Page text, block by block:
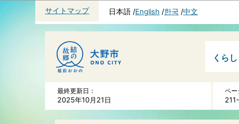
サイトマップ 日本語 English 한국 中文
くら
最終更新日：
2025年10月21日
ペー